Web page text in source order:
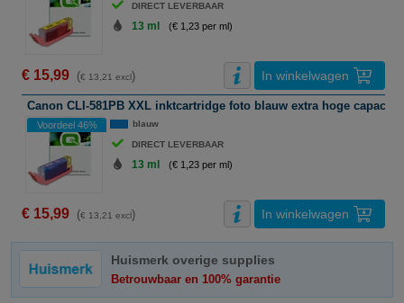
DIRECT LEVERBAAR
13 ml (€ 1,23 per ml)
€ 15,99 (€ 13,21 excl) In winkelwagen
Canon CLI-581PB XXL inktcartridge foto blauw extra hoge
Voordeel 46% blauw
DIRECT LEVERBAAR
13 ml (€ 1,23 per ml)
€ 15,99 (€ 13,21 excl) In winkelwagen
Huismerk overige supplies
Betrouwbaar en 100% garantie